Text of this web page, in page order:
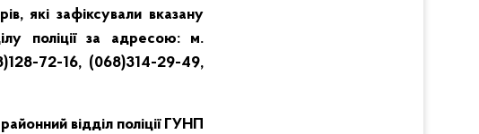
які зафіксували вказану
поліції за адресою: м.
72-16, (068)314-29-49,
відділ поліції ГУНП